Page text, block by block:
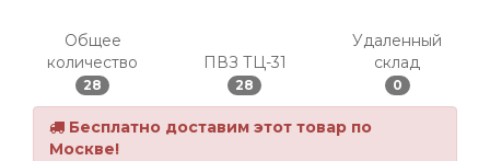
Общее
количество
28
ПВЗ ТЦ-31
28
Удаленный
склад
0
Бесплатно доставим этот товар по
Москве!